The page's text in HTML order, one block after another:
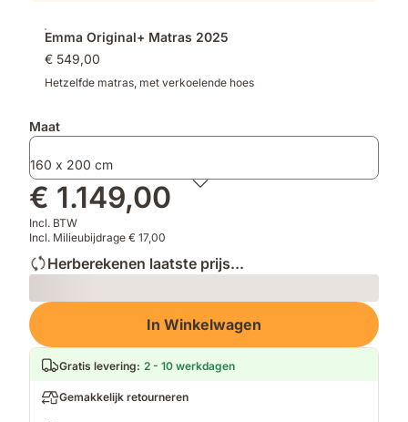
steun.
Emma Original+ Matras 2025
€ 549,00
Hetzelfde matras, met verkoelende hoes
Maat
160 x 200 cm
€ 1.149,00
Incl. BTW
Incl. Milieubijdrage € 17,00
Herberekenen laatste prijs...
Loading
In Winkelwagen
Gratis levering: 2 - 10 werkdagen
Gemakkelijk retourneren